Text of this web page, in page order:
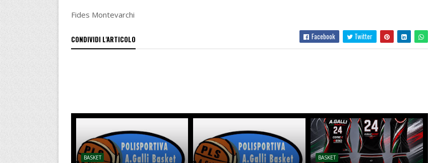
Fides Montevarchi
CONDIVIDI L'ARTICOLO Facebook Twitter
BASKET BASKET